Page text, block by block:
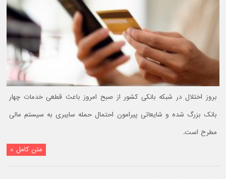
بروز اختلال در شبکه بانکی کشور از صبح امروز باعث قطعی خدمات چهار
بانک بزرگ شده و شایعاتی پیرامون احتمال حمله سایبری به سیستم مالی
مطرح است.
متن کامل »